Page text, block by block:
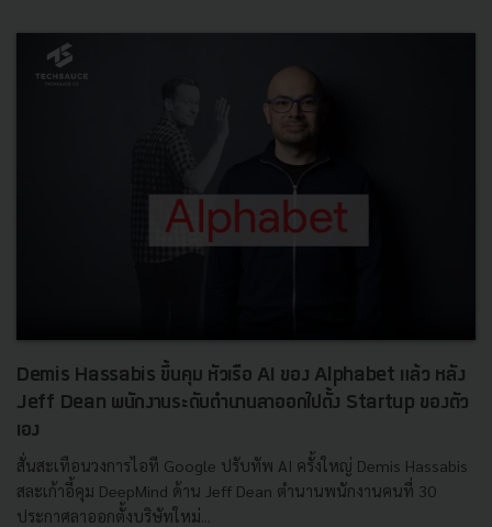
Demis Hassabis ขึ้นคุม หัวเรือ AI ของ Alphabet แล้ว หลัง
Jeff Dean พนักงานระดับตำนานลาออกไปตั้ง Startup ของตัว
เอง
สั่นสะเทือนวงการไอที Google ปรับทัพ AI ครั้งใหญ่ Demis Hassabis
สละเก้าอี้คุม DeepMind ด้าน Jeff Dean ตำนานพนักงานคนที่ 30
ประกาศลาออกตั้งบริษัทใหม่...